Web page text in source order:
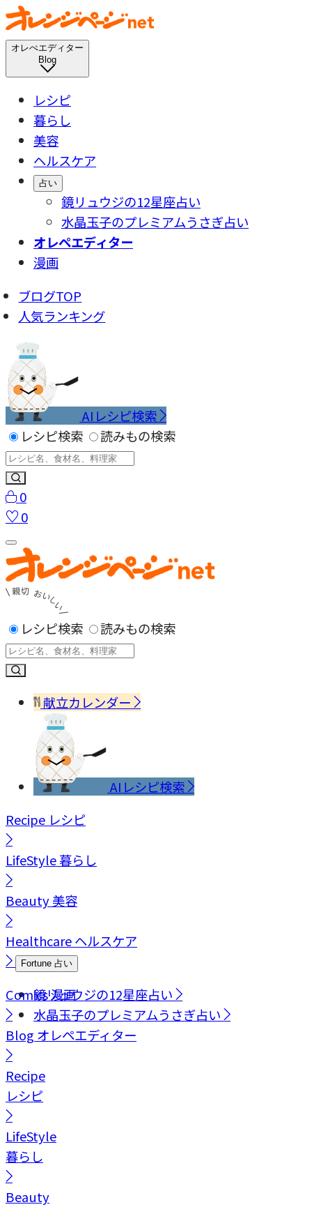
オレぺエディター
Blog
レシピ
暮らし
美容
ヘルスケア
占い
鏡リュウジの12星座占い
水晶玉子のプレミアムうさぎ占い
オレペエディター
漫画
ブログTOP
人気ランキング
AIレシピ検索
レシピ検索
読みもの検索
0
0
レシピ検索 読みもの検索
献立カレンダー
AIレシピ検索
Recipe レシピ
LifeStyle暮らし
Beauty美容
Healthcareヘルスケア
Fortune 占い
鏡リュウジの12星座占い
水晶玉子のプレミアムうさぎ占い
Comics漫画
Blog オレペエディター
Recipe
レシピ
LifeStyle
暮らし
Beauty